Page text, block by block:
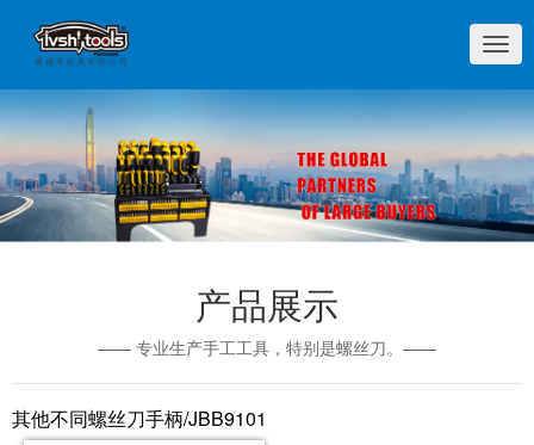
切
换
导
航
产品展示
—— 专业生产手工工具，特别是螺丝刀。——
其他不同螺丝刀手柄/JBB9101